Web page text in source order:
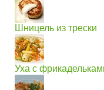
Шницель из трески
Уха с